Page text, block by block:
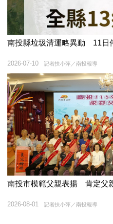
南投縣垃圾清運略異動 11日
記者扶小萍／南投報導
2026-07-10
南投市模範父親表揚 肯定父
記者扶小萍／南投報導
2026-08-01